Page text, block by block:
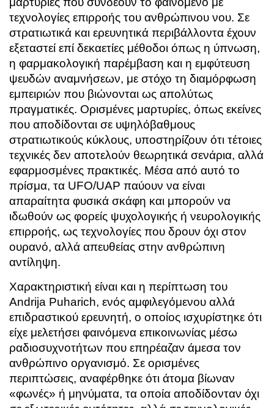
τεχνολογίες επιρροής του ανθρώπινου νου. Σε
στρατιωτικά και ερευνητικά περιβάλλοντα έχουν
εξεταστεί επί δεκαετίες μέθοδοι όπως η ύπνωση,
η φαρμακολογική παρέμβαση και η εμφύτευση
ψευδών αναμνήσεων, με στόχο τη διαμόρφωση
εμπειριών που βιώνονται ως απολύτως
πραγματικές. Ορισμένες μαρτυρίες, όπως εκείνες
που αποδίδονται σε υψηλόβαθμους
στρατιωτικούς κύκλους, υποστηρίζουν ότι τέτοιες
τεχνικές δεν αποτελούν θεωρητικά σενάρια, αλλά
εφαρμοσμένες πρακτικές. Μέσα από αυτό το
πρίσμα, τα UFO/UAP παύουν να είναι
απαραίτητα φυσικά σκάφη και μπορούν να
ιδωθούν ως φορείς ψυχολογικής ή νευρολογικής
επιρροής, ως τεχνολογίες που δρουν όχι στον
ουρανό, αλλά απευθείας στην ανθρώπινη
αντίληψη.
Χαρακτηριστική είναι και η περίπτωση του
Andrija Puharich, ενός αμφιλεγόμενου αλλά
επιδραστικού ερευνητή, ο οποίος ισχυρίστηκε ότι
είχε μελετήσει φαινόμενα επικοινωνίας μέσω
ραδιοσυχνοτήτων που επηρέαζαν άμεσα τον
ανθρώπινο οργανισμό. Σε ορισμένες
περιπτώσεις, αναφέρθηκε ότι άτομα βίωναν
«φωνές» ή μηνύματα, τα οποία αποδίδονταν όχι